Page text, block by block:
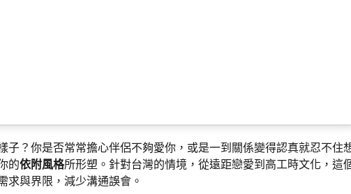
子？你是否常常擔心伴侶不夠愛你，或是一到關係變得認真就忍不住
的依附風格所形塑。針對台灣的情境，從遠距戀愛到高工時文化，這
求與界限，減少溝通誤會。